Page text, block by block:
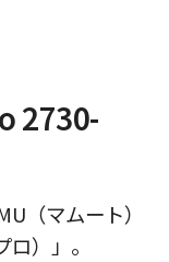
2730-
（マムート）
）」。